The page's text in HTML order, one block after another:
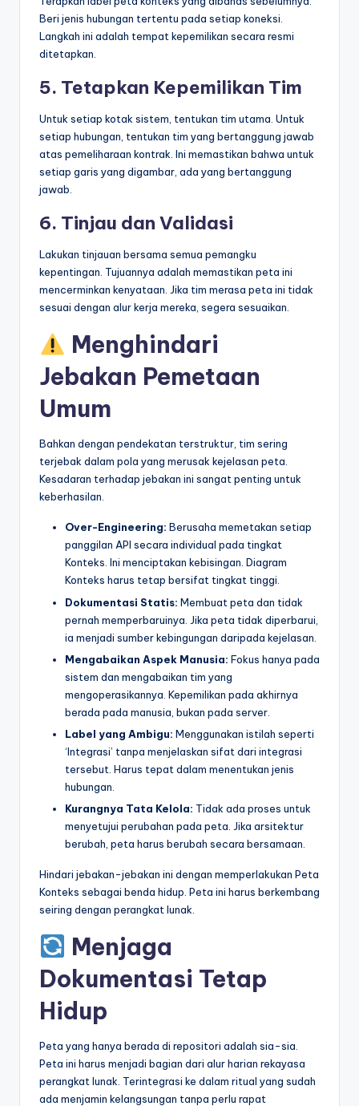
Beri jenis hubungan tertentu pada setiap koneksi.
Langkah ini adalah tempat kepemilikan secara resmi
ditetapkan.
5. Tetapkan Kepemilikan Tim
Untuk setiap kotak sistem, tentukan tim utama. Untuk
setiap hubungan, tentukan tim yang bertanggung jawab
atas pemeliharaan kontrak. Ini memastikan bahwa untuk
setiap garis yang digambar, ada yang bertanggung
jawab.
6. Tinjau dan Validasi
Lakukan tinjauan bersama semua pemangku
kepentingan. Tujuannya adalah memastikan peta ini
mencerminkan kenyataan. Jika tim merasa peta ini tidak
sesuai dengan alur kerja mereka, segera sesuaikan.
Menghindari
Jebakan Pemetaan
Umum
Bahkan dengan pendekatan terstruktur, tim sering
terjebak dalam pola yang merusak kejelasan peta.
Kesadaran terhadap jebakan ini sangat penting untuk
keberhasilan.
Over-Engineering: Berusaha memetakan setiap
panggilan API secara individual pada tingkat
Konteks. Ini menciptakan kebisingan. Diagram
Konteks harus tetap bersifat tingkat tinggi.
Dokumentasi Statis: Membuat peta dan tidak
pernah memperbaruinya. Jika peta tidak diperbarui,
ia menjadi sumber kebingungan daripada kejelasan.
Mengabaikan Aspek Manusia: Fokus hanya pada
sistem dan mengabaikan tim yang
mengoperasikannya. Kepemilikan pada akhirnya
berada pada manusia, bukan pada server.
Label yang Ambigu: Menggunakan istilah seperti
‘Integrasi’ tanpa menjelaskan sifat dari integrasi
tersebut. Harus tepat dalam menentukan jenis
hubungan.
Kurangnya Tata Kelola: Tidak ada proses untuk
menyetujui perubahan pada peta. Jika arsitektur
berubah, peta harus berubah secara bersamaan.
Hindari jebakan-jebakan ini dengan memperlakukan Peta
Konteks sebagai benda hidup. Peta ini harus berkembang
seiring dengan perangkat lunak.
Menjaga
Dokumentasi Tetap
Hidup
Peta yang hanya berada di repositori adalah sia-sia.
Peta ini harus menjadi bagian dari alur harian rekayasa
perangkat lunak. Terintegrasi ke dalam ritual yang sudah
ada menjamin kelangsungan tanpa perlu rapat